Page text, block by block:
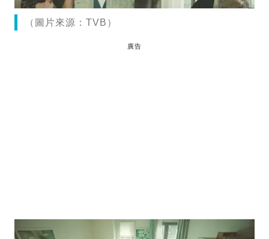
（圖片來源：TVB）
廣告